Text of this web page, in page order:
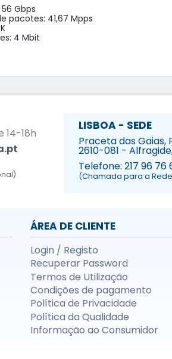
Gbps
pacotes: 41,67 Mpps
4 Mbit
14-18h
LISBOA - SEDE
Praceta das Gaias,
2610-081 -
Telefone: 217 96 76
(Chamada para a
ÁREA DE CLIENTE
Login / Registo
Recuperar Password
Termos de Utilização
Condições de pagamento
Política de Privacidade
Política da Qualidade
Informação ao Consumidor